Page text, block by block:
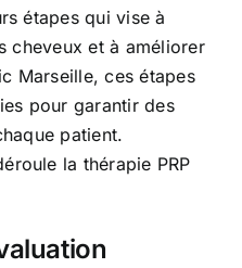
étapes qui vise à
cheveux et à améliorer
Marseille, ces étapes
pour garantir des
patient.
la thérapie PRP